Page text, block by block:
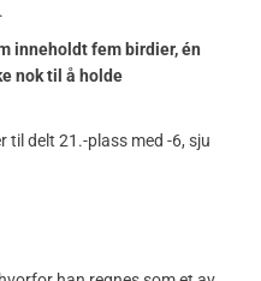
inneholdt fem birdier, én
nok til å holde
til delt 21.-plass med -6, sju